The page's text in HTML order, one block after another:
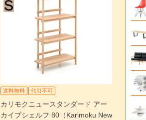
送料無料 代引不可
カリモクニュースタンダード アー
カイブシェルフ 80（Karimoku New